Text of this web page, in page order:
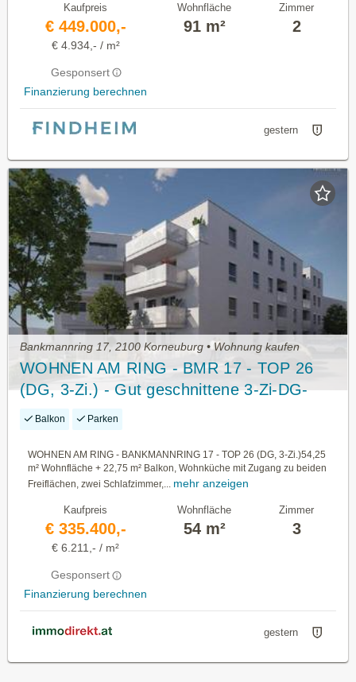
Kaufpreis
€ 449.000,-
€ 4.934,- / m²
Gesponsert
Finanzierung berechnen
Wohnfläche
91 m²
Zimmer
2
gestern
Bankmannring 17, 2100 Korneuburg • Wohnung kaufen
WOHNEN AM RING - BMR 17 - TOP 26
(DG, 3-Zi.) - Gut geschnittene 3-Zi-DG-
Whg. mit zwei separaten Balkonen
Balkon Parken
WOHNEN AM RING - BANKMANNRING 17 - TOP 26 (DG, 3-Zi.)54,25
m² Wohnfläche + 22,75 m² Balkon, Wohnküche mit Zugang zu beiden
Freiflächen, zwei Schlafzimmer,... mehr anzeigen
Kaufpreis
€ 335.400,-
€ 6.211,- / m²
Gesponsert
Finanzierung berechnen
Wohnfläche
54 m²
Zimmer
3
gestern